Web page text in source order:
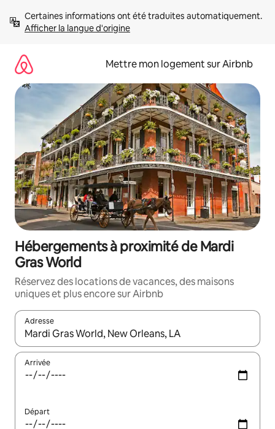
directement
Afficher la langue d'origine
Mettre mon logement sur Airbnb
Hébergements à proximité de Mardi
Gras World
Réservez des locations de vacances, des maisons
uniques et plus encore sur Airbnb
Adresse
Lorsque les résultats s'affichent, utilisez les flèches vers le
Arrivée
Départ